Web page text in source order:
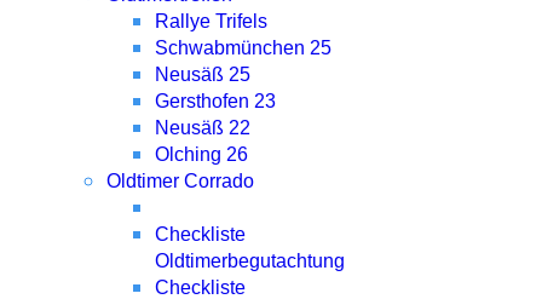
Rallye Trifels
Schwabmünchen 25
Neusäß 25
Gersthofen 23
Neusäß 22
Olching 26
Oldtimer Corrado
Checkliste
Oldtimerbegutachtung
Checkliste